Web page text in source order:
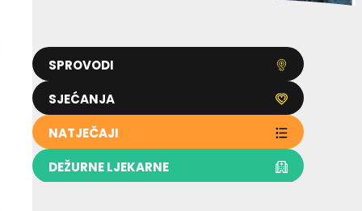
SPROVODI
SJEĆANJA
NATJEČAJI
DEŽURNE LJEKARNE